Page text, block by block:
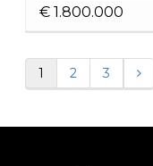
€ 1.800.000
1 2 3